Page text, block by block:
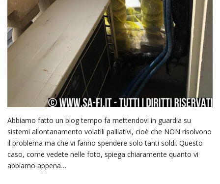
Abbiamo fatto un blog tempo fa mettendovi in guardia su
sistemi allontanamento volatili palliativi, cioè che NON risolvono
il problema ma che vi fanno spendere solo tanti soldi. Questo
caso, come vedete nelle foto, spiega chiaramente quanto vi
abbiamo appena…